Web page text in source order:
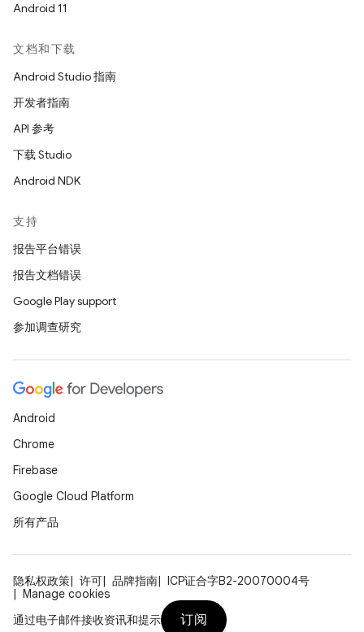
Android 11
文档和下载
Android Studio 指南
开发者指南
API 参考
下载 Studio
Android NDK
支持
报告平台错误
报告文档错误
Google Play support
参加调查研究
Android
Chrome
Firebase
Google Cloud Platform
所有产品
隐私权政策 许可 品牌指南
ICP证合字B2-20070004号
Manage cookies
通过电子邮件接收资讯和提示
订阅